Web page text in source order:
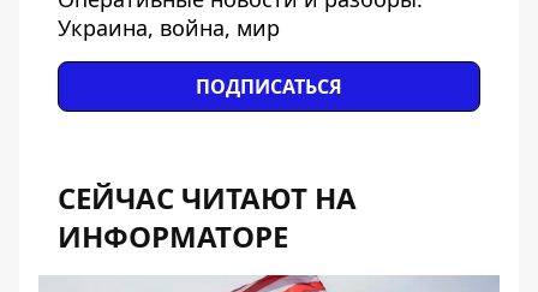
Украина, война, мир
ПОДПИСАТЬСЯ
СЕЙЧАС ЧИТАЮТ НА
ИНФОРМАТОРЕ